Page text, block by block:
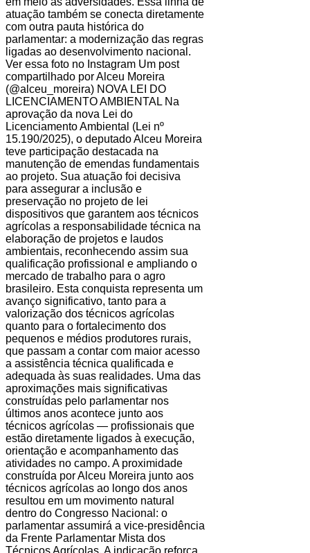
atuação também se conecta diretamente
com outra pauta histórica do
parlamentar: a modernização das regras
ligadas ao desenvolvimento nacional.
Ver essa foto no Instagram Um post
compartilhado por Alceu Moreira
(@alceu_moreira) NOVA LEI DO
LICENCIAMENTO AMBIENTAL Na
aprovação da nova Lei do
Licenciamento Ambiental (Lei nº
15.190/2025), o deputado Alceu Moreira
teve participação destacada na
manutenção de emendas fundamentais
ao projeto. Sua atuação foi decisiva
para assegurar a inclusão e
preservação no projeto de lei
dispositivos que garantem aos técnicos
agrícolas a responsabilidade técnica na
elaboração de projetos e laudos
ambientais, reconhecendo assim sua
qualificação profissional e ampliando o
mercado de trabalho para o agro
brasileiro. Esta conquista representa um
avanço significativo, tanto para a
valorização dos técnicos agrícolas
quanto para o fortalecimento dos
pequenos e médios produtores rurais,
que passam a contar com maior acesso
a assistência técnica qualificada e
adequada às suas realidades. Uma das
aproximações mais significativas
construídas pelo parlamentar nos
últimos anos acontece junto aos
técnicos agrícolas — profissionais que
estão diretamente ligados à execução,
orientação e acompanhamento das
atividades no campo. A proximidade
construída por Alceu Moreira junto aos
técnicos agrícolas ao longo dos anos
resultou em um movimento natural
dentro do Congresso Nacional: o
parlamentar assumirá a vice-presidência
da Frente Parlamentar Mista dos